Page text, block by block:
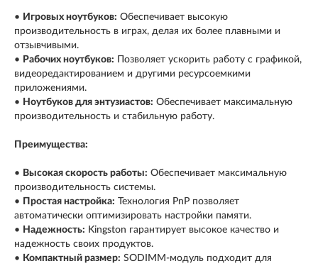
• Игровых ноутбуков: Обеспечивает высокую
производительность в играх, делая их более плавными и
отзывчивыми.
• Рабочих ноутбуков: Позволяет ускорить работу с графикой,
видеоредактированием и другими ресурсоемкими
приложениями.
• Ноутбуков для энтузиастов: Обеспечивает максимальную
производительность и стабильную работу.
Преимущества:
• Высокая скорость работы: Обеспечивает максимальную
производительность системы.
• Простая настройка: Технология PnP позволяет
автоматически оптимизировать настройки памяти.
• Надежность: Kingston гарантирует высокое качество и
надежность своих продуктов.
• Компактный размер: SODIMM-модуль подходит для